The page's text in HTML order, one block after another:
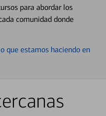
para abordar los
comunidad donde
que estamos haciendo en